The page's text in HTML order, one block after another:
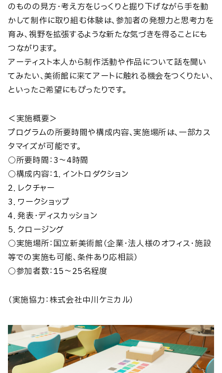
のものの見方・考え方をじっくりと掘り下げながら手を動
かして制作に取り組む体験は、参加者の発想力と思考力を
育み、視野を拡張するような新たな気づきを得ることにも
つながります。
アーティスト本人から制作活動や作品について話を聞い
てみたい、美術館に来てアートに触れる機会をつくりたい、
といったご希望にもぴったりです。
＜実施概要＞
プログラムの所要時間や構成内容、実施場所は、一部カス
タマイズが可能です。
○所要時間：3～4時間
○構成内容：1．イントロダクション
2．レクチャー
3．ワークショップ
4．発表・ディスカッション
5．クロージング
○実施場所：国立新美術館（企業・法人様のオフィス・施設
等での実施も可能、条件あり応相談）
○参加者数：15～25名程度
（実施協力：株式会社中川ケミカル）